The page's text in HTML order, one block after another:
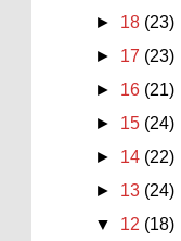
► 18 (23)
► 17 (23)
► 16 (21)
► 15 (24)
► 14 (22)
► 13 (24)
▼ 12 (18)